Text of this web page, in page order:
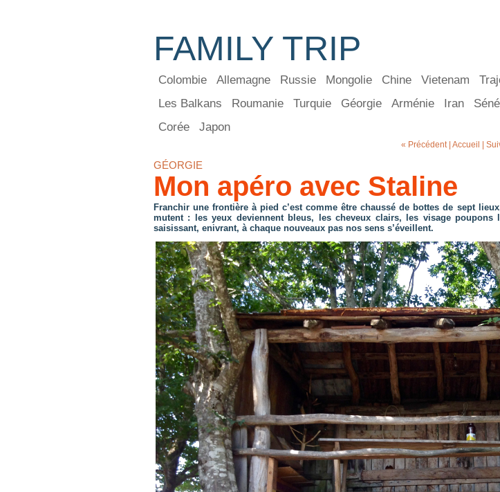
FAMILY TRIP
Colombie Allemagne Russie Mongolie Chine Vietenam
Les Balkans
Roumanie Turquie Géorgie Arménie Iran
Corée
Japon
« Précédent Accueil
GÉORGIE
Mon apéro avec Staline
Franchir une frontière à pied c’est comme être chaussé de bottes de sept
mutent : les yeux deviennent bleus, les cheveux clairs, les visage
saisissant, enivrant, à chaque nouveaux pas nos sens s’éveillent.